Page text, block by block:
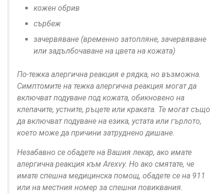
кожен обрив
сърбеж
зачервяване (временно затопляне, зачервяване
или задълбочаване на цвета на кожата)
По-тежка алергична реакция е рядка, но възможна.
Симптомите на тежка алергична реакция могат да
включват подуване под кожата, обикновено на
клепачите, устните, ръцете или краката. Те могат също
да включват подуване на езика, устата или гърлото,
което може да причини затруднено дишане.
Незабавно се обадете на Вашия лекар, ако имате
алергична реакция към Arexvy. Но ако смятате, че
имате спешна медицинска помощ, обадете се на 911
или на местния номер за спешни повиквания.